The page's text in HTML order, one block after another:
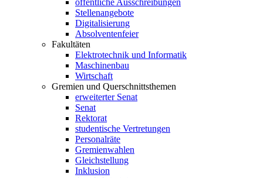
öffentliche Ausschreibungen
Stellenangebote
Digitalisierung
Absolventenfeier
Fakultäten
Elektrotechnik und Informatik
Maschinenbau
Wirtschaft
Gremien und Querschnittsthemen
erweiterter Senat
Senat
Rektorat
studentische Vertretungen
Personalräte
Gremienwahlen
Gleichstellung
Inklusion